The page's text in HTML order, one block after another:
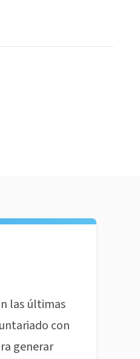
las últimas
con
generar